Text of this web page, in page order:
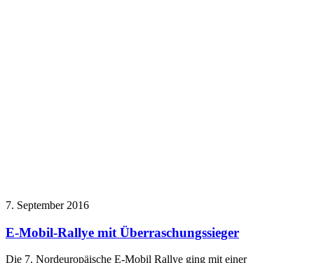
7. September 2016
E-Mobil-Rallye mit Überraschungssieger
Die 7. Nordeuropäische E-Mobil Rallye ging mit einer